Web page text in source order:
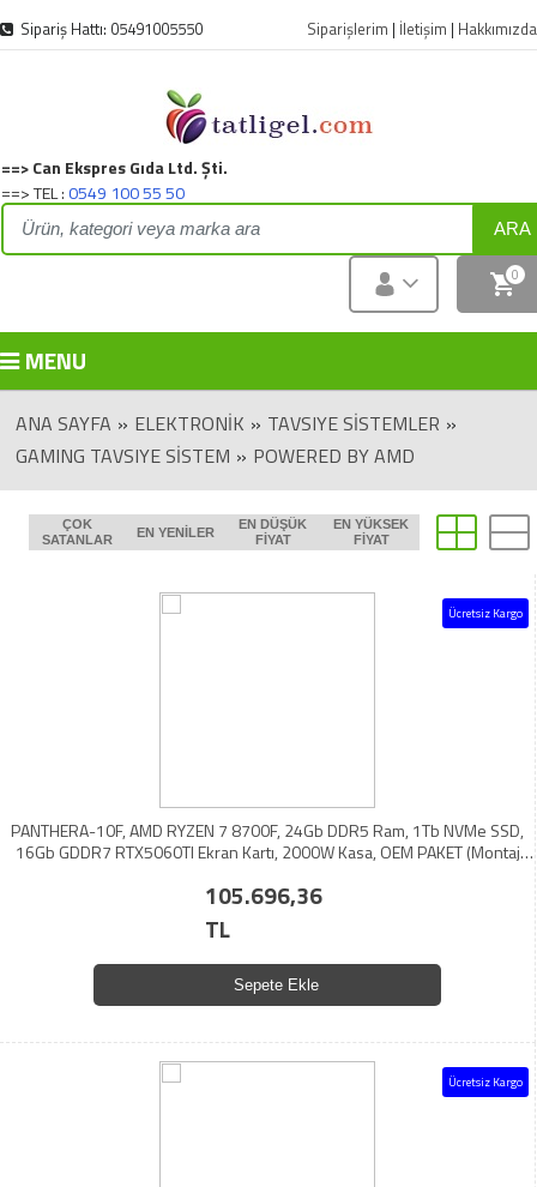
Sipariş Hattı: 05491005550 Siparişlerim | İletişim | Hakkımızda
Can Ekspres Gıda Ltd. Şti.
TEL :0549 100 55 50
ARA
0
MENU
ANA SAYFA » ELEKTRONIK » TAVSIYE SİSTEMLER »
GAMING TAVSIYE SİSTEM » POWERED BY AMD
ÇOK
SATANLAR
EN YENILER
EN DÜŞÜK
FIYAT
EN YÜKSEK
FIYAT
Ücretsiz Kargo
PANTHERA-10F, AMD RYZEN 7 8700F, 24Gb DDR5 Ram, 1Tb NVMe SSD,
16Gb GDDR7 RTX5060TI Ekran Kartı, 2000W Kasa, OEM PAKET (Montaj
105.696,36
TL
Sepete Ekle
Ücretsiz Kargo